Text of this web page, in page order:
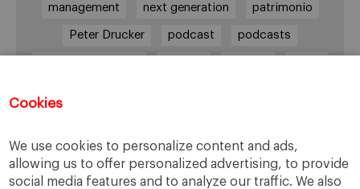
Cookies
We use cookies to personalize content and ads,
allowing us to offer personalized advertising, to provide
social media features and to analyze our traffic. We also
management next generation patrimonio
Peter Drucker podcast podcasts
órganos de gobierno